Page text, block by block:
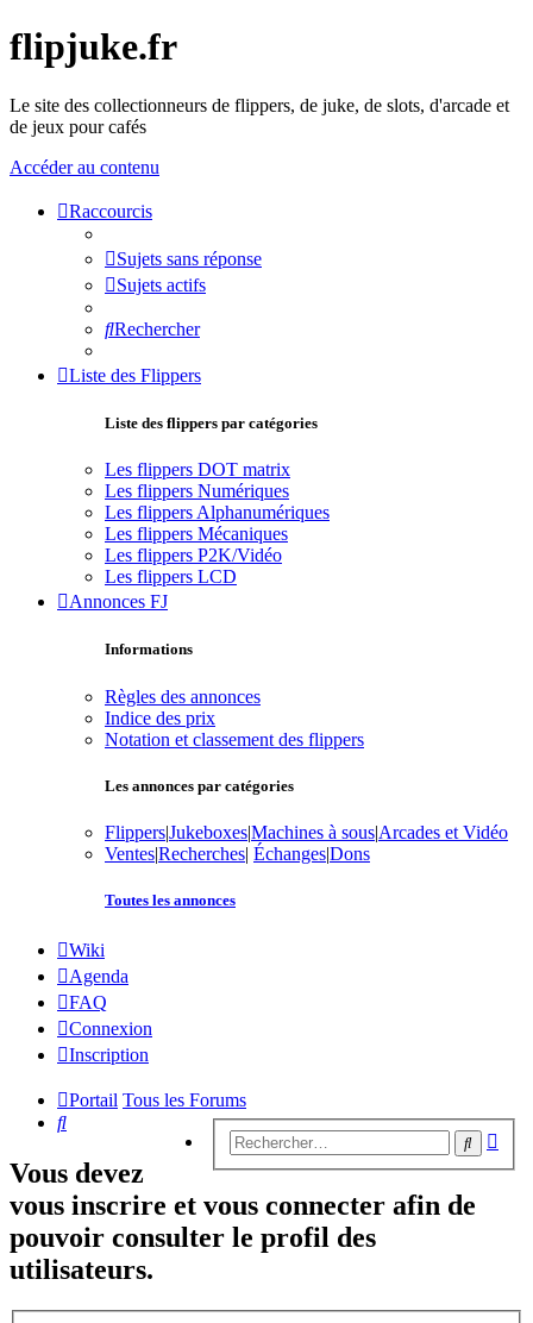
flipjuke.fr
Le site des collectionneurs de flippers, de juke, de slots, d'arcade et
de jeux pour cafés
Accéder au contenu
Raccourcis
Sujets sans réponse
Sujets actifs
Rechercher
Liste des Flippers
Liste des flippers par catégories
Les flippers DOT matrix
Les flippers Numériques
Les flippers Alphanumériques
Les flippers Mécaniques
Les flippers P2K/Vidéo
Les flippers LCD
Annonces FJ
Informations
Règles des annonces
Indice des prix
Notation et classement des flippers
Les annonces par catégories
Flippers|Jukeboxes|Machines à sous|Arcades et Vidéo
Ventes|Recherches| Échanges|Dons
Toutes les annonces
Wiki
Agenda
FAQ
Connexion
Inscription
Portail Tous les Forums
Rechercher
Vous devez
vous inscrire et vous connecter afin de
pouvoir consulter le profil des
utilisateurs.